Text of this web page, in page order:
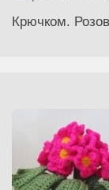
Крючком.